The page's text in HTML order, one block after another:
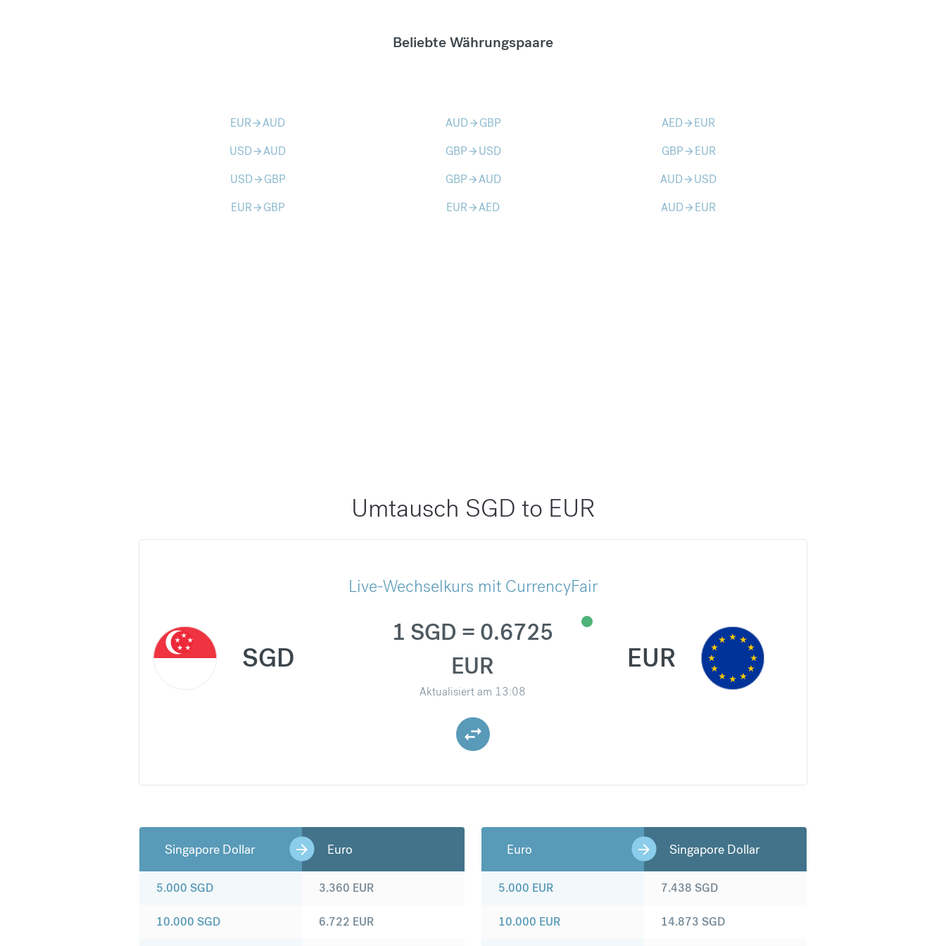
Beliebte Währungspaare
EURarrow_forwardAUD AUDarrow_forward GBP AEDarrow_forward EUR
USDarrow_forwardAUD GBParrow_forward USD GBParrow_forward EUR
USDarrow_forward GBP GBParrow_forwardAUD AUDarrow_forward USD
EURarrow_forward GBP EURarrow_forwardAED AUDarrow_forward EUR
Umtausch SGD to EUR
Live-Wechselkurs mit CurrencyFair
SGD
1 SGD = 0.6725
EUR
Aktualisiert am 13:08
EUR
Singapore Dollar Euro
5.000 SGD
10.000 SGD
3.360 EUR
6.722 EUR
Euro Singapore Dollar
5.000 EUR
10.000 EUR
7.438 SGD
14.873 SGD